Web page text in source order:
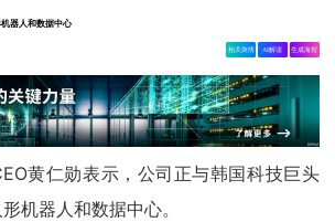
器人和数据中心
相关舆情 AI解读 生成海报
黄仁勋表示，公司正与韩国科技巨头
机器人和数据中心。